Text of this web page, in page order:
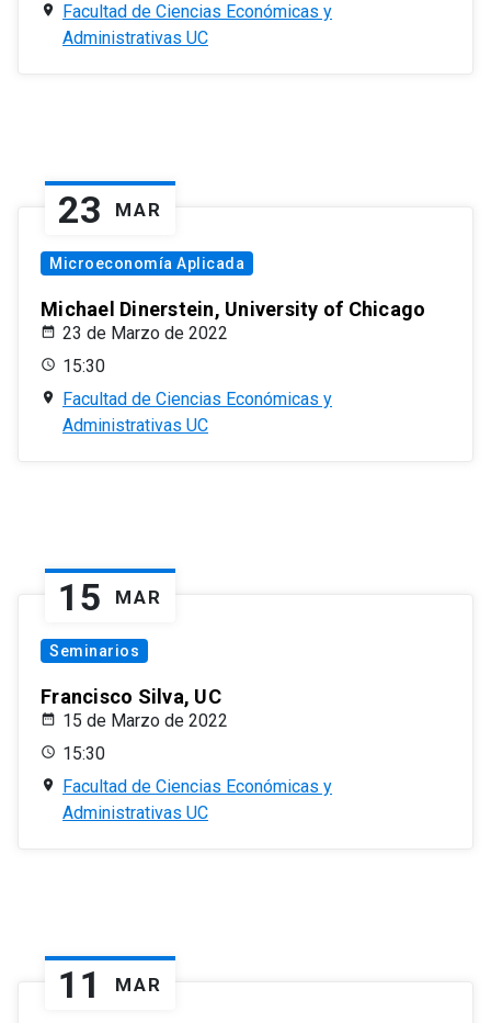
Facultad de Ciencias Económicas y
Administrativas UC
23 MAR
Microeconomía Aplicada
Michael Dinerstein, University of Chicago
23 de Marzo de 2022
15:30
Facultad de Ciencias Económicas y
Administrativas UC
15 MAR
Seminarios
Francisco Silva, UC
15 de Marzo de 2022
15:30
Facultad de Ciencias Económicas y
Administrativas UC
11 MAR